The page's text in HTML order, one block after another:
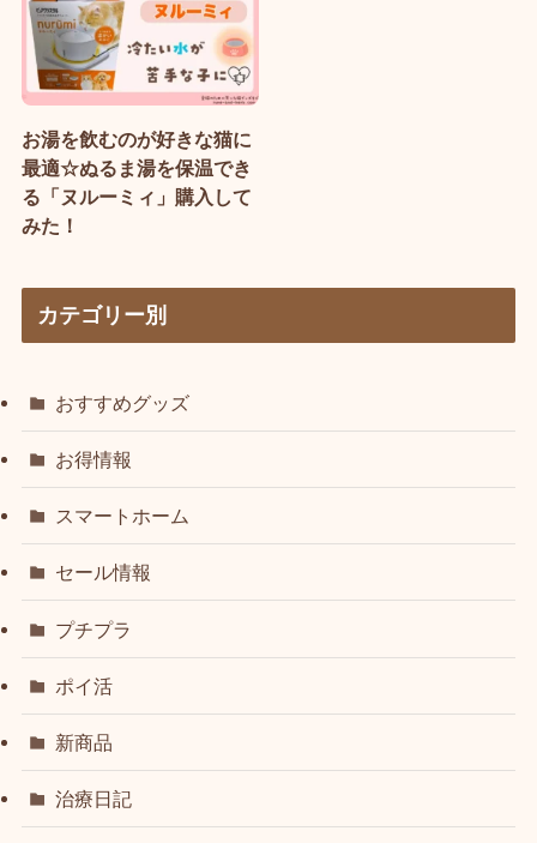
お湯を飲むのが好きな猫に
最適☆ぬるま湯を保温でき
る「ヌルーミィ」購入して
みた！
カテゴリー別
おすすめグッズ
お得情報
スマートホーム
セール情報
プチプラ
ポイ活
新商品
治療日記